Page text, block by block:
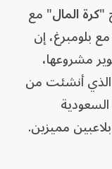
"كرة المال" مع
مع بلومبرغ، إن
مشروعها،
أنشئت من
مميزين.